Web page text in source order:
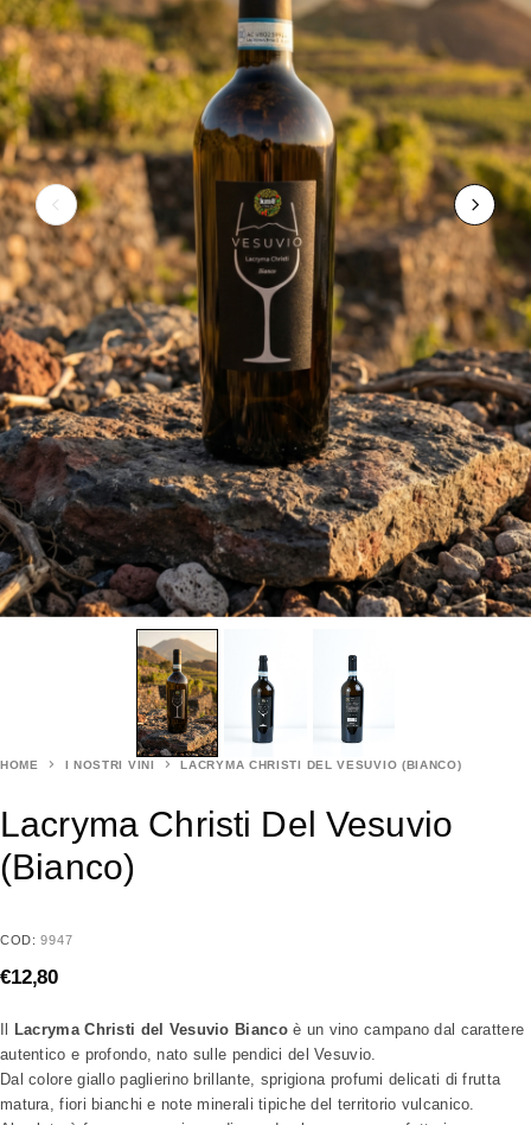
HOME I NOSTRI VINI LACRYMA CHRISTI DEL VESUVIO (BIANCO)
Lacryma Christi Del Vesuvio
(bianco)
COD:9947
€12,80
Lacryma Christi del Vesuvio Biancoè un vino campano dal carattere
autentico e profondo, nato sulle pendici del Vesuvio.
Dal colore giallo paglierino brillante, sprigiona profumi delicati di frutta
matura, fiori bianchi e note minerali tipiche del territorio vulcanico.